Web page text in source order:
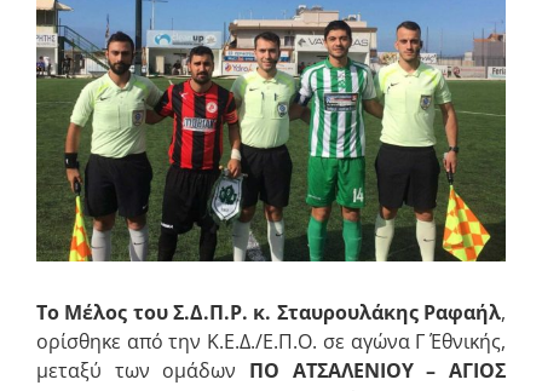
μεγαλύτερης
εικόνας
Το Μέλος του Σ.Δ.Π.Ρ. κ. Σταυρουλάκης Ραφαήλ,
ορίσθηκε από την Κ.Ε.Δ./Ε.Π.Ο. σε αγώνα Γ΄ Εθνικής,
μεταξύ των ομάδων ΠΟ ΑΤΣΑΛΕΝΙΟΥ– ΑΓΙΟΣ